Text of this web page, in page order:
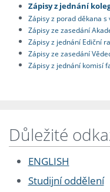
Zápisy z jednání
Zápisy z porad děkana
Zápisy ze zasedání
Zápisy z jednání Ediční
Zápisy ze zasedání
Zápisy z jednání komisí
Důležité
ENGLISH
Studijní oddělení